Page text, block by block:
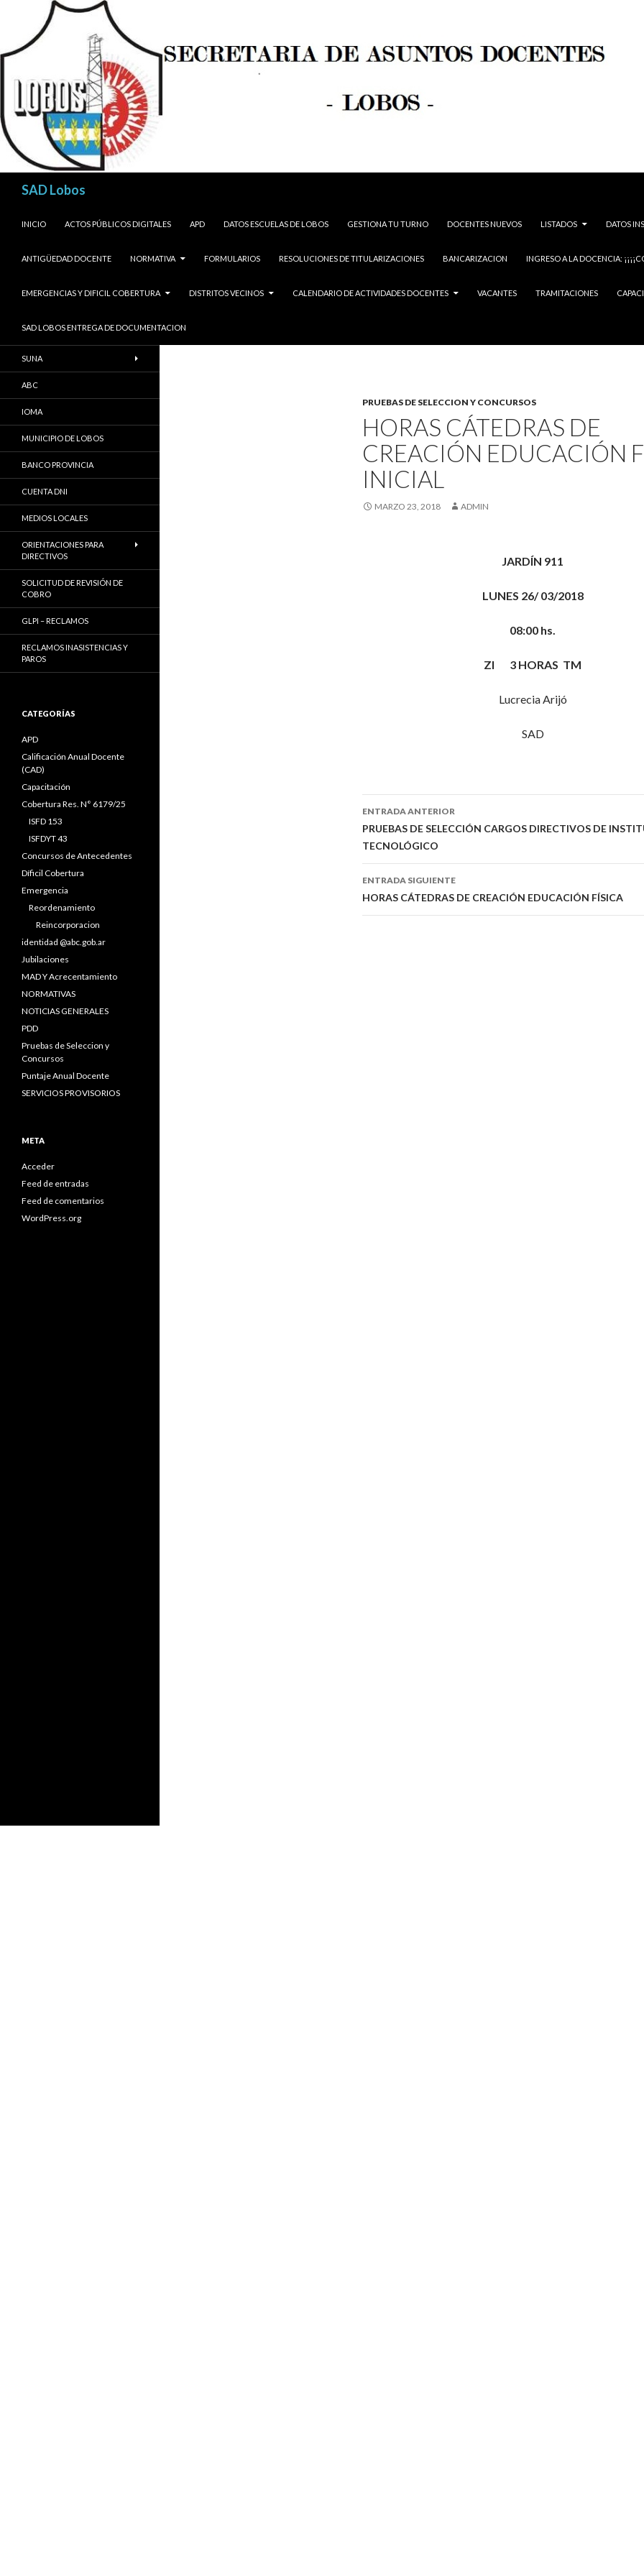
SAD Lobos
INICIO
ACTOS PÚBLICOS DIGITALES APD DATOS ESCUELAS DE LOBOS GESTIONA TU TURNO DOCENTES NUEVOS LISTADOS DATOS
ANTIGÜEDAD DOCENTE NORMATIVA FORMULARIOS RESOLUCIONES DE TITULARIZACIONES BANCARIZACION INGRESO A LA DOCENCIA:
EMERGENCIAS Y DIFICIL COBERTURA DISTRITOS VECINOS CALENDARIO DE ACTIVIDADES DOCENTES VACANTES TRAMITACIONES
SAD LOBOS ENTREGA DE DOCUMENTACION
PRUEBAS DE SELECCION Y CONCURSOS
HORAS CÁTEDRAS DE
CREACIÓN EDUCACIÓN
INICIAL
MARZO 23, 2018 ADMIN
JARDÍN 911
LUNES 26/ 03/2018
08:00 hs.
ZI 3 HORAS TM
Lucrecia Arijó
SAD
Navegación
de
entradas
ENTRADA ANTERIOR
PRUEBAS DE SELECCIÓN CARGOS DIRECTIVOS DE
TECNOLÓGICO
ENTRADA SIGUIENTE
HORAS CÁTEDRAS DE CREACIÓN EDUCACIÓN FÍSICA
SUNA
ABC
IOMA
MUNICIPIO DE LOBOS
BANCO PROVINCIA
CUENTA DNI
MEDIOS LOCALES
ORIENTACIONES PARA
DIRECTIVOS
SOLICITUD DE REVISIÓN DE
COBRO
GLPI – RECLAMOS
RECLAMOS INASISTENCIAS Y
PAROS
CATEGORÍAS
APD
Calificación Anual Docente
(CAD)
Capacitación
Cobertura Res. N° 6179/25
ISFD 153
ISFDYT 43
Concursos de Antecedentes
Díficil Cobertura
Emergencia
Reordenamiento
Reincorporacion
identidad @abc.gob.ar
Jubilaciones
MAD Y Acrecentamiento
NORMATIVAS
NOTICIAS GENERALES
PDD
Pruebas de Seleccion y
Concursos
Puntaje Anual Docente
SERVICIOS PROVISORIOS
META
Acceder
Feed de entradas
Feed de comentarios
WordPress.org